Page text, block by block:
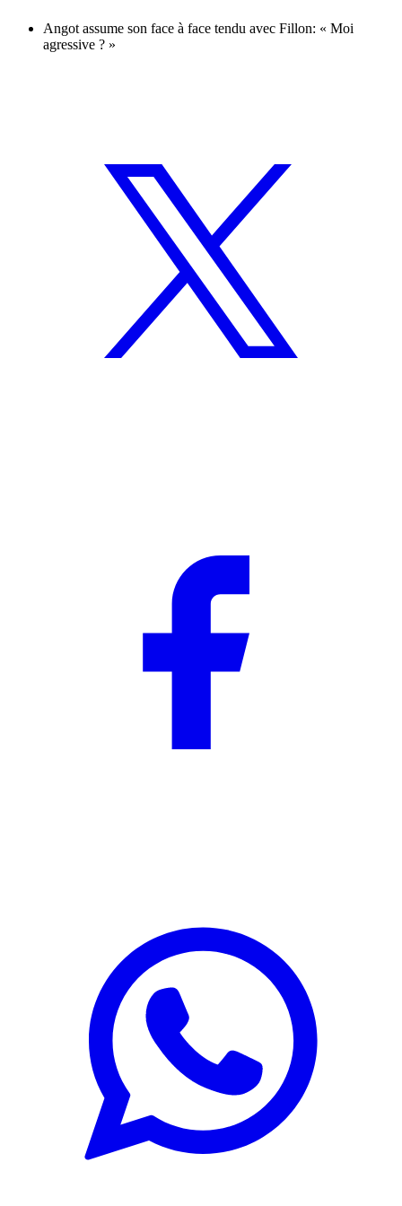
Angot assume son face à face tendu avec Fillon: « Moi
agressive ? »